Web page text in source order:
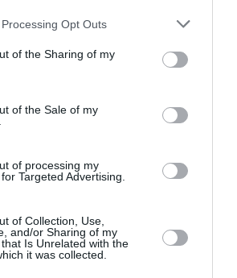
Opt Outs
of the Sharing of my
of the Sale of my
of processing my
Targeted Advertising.
of Collection, Use,
and/or Sharing of my
Is Unrelated with the
it was collected.